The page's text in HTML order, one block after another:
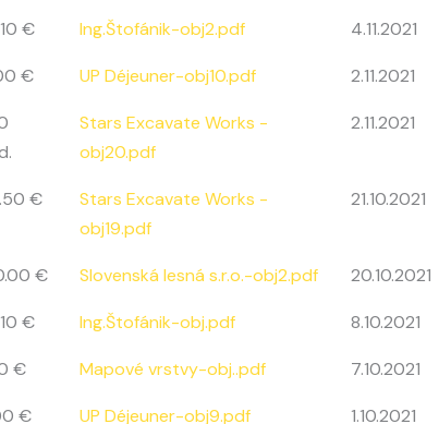
€ Ing.Štofánik-obj2.pdf 4.11.2021
€ UP Déjeuner-obj10.pdf 2.11.2021
Stars Excavate Works -
obj20.pdf
2.11.2021
€
Stars Excavate Works -
obj19.pdf
21.10.2021
€ Slovenská lesná s.r.o.-obj2.pdf 20.10.2021
€ Ing.Štofánik-obj.pdf 8.10.2021
€ Mapové vrstvy-obj..pdf 7.10.2021
€ UP Déjeuner-obj9.pdf 1.10.2021